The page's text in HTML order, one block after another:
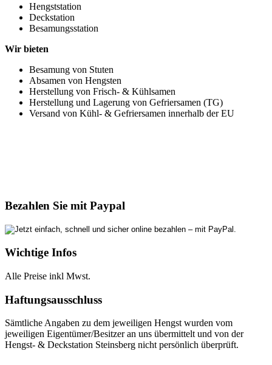
Hengststation
Deckstation
Besamungsstation
Wir bieten
Besamung von Stuten
Absamen von Hengsten
Herstellung von Frisch- & Kühlsamen
Herstellung und Lagerung von Gefriersamen (TG)
Versand von Kühl- & Gefriersamen innerhalb der EU
Bezahlen Sie mit Paypal
Wichtige Infos
Alle Preise inkl Mwst.
Haftungsausschluss
Sämtliche Angaben zu dem jeweiligen Hengst wurden vom
jeweiligen Eigentümer/Besitzer an uns übermittelt und von der
Hengst- & Deckstation Steinsberg nicht persönlich überprüft.